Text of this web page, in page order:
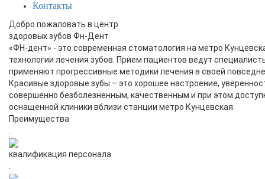
Контакты
Добро пожаловать в центр
здоровых зубов Фн-Дент
«ФН-дент» - это современная стоматология на метро
технологии лечения зубов. Прием пациентов ведут
применяют прогрессивные методики лечения в своей
Красивые здоровые зубы – это хорошее настроение,
совершенно безболезненным, качественным и при этом
оснащенной клиники вблизи станции метро Кунцевская.
Преимущества
квалификация персонала